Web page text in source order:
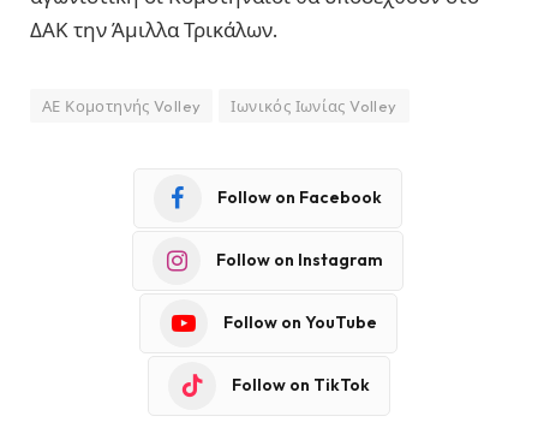
ΔΑΚ την Άμιλλα Τρικάλων.
ΑΕ Κομοτηνής Volley Ιωνικός Ιωνίας Volley
Follow on Facebook
Follow on Instagram
Follow on YouTube
Follow on TikTok